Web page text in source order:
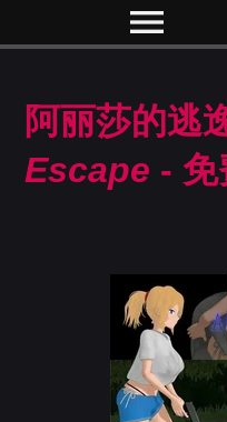
menu
阿丽莎的逃
Escape - 免